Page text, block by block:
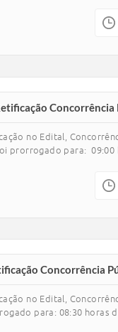
no Edital,
prorrogado para: 09:00
Concorrência
no Edital,
para: 08:30 horas